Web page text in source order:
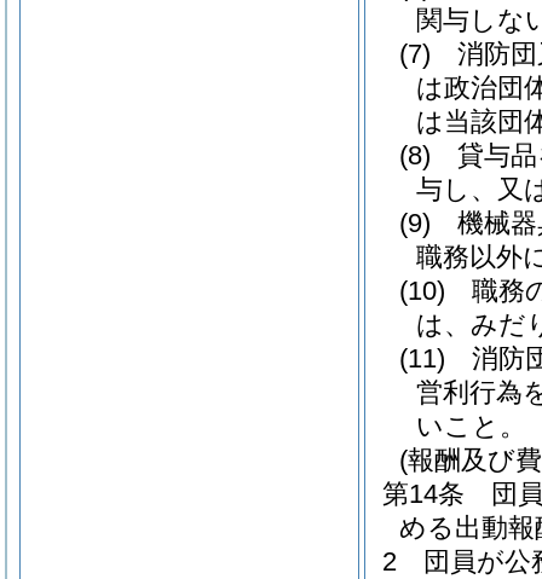
関与しな
(7)
消防
は政治団
は当該団
(8)
貸与
与し、又
(9)
機械
職務以外
(10)
職務
は、みだ
(11)
消防
営利行為
いこと。
(報酬及び
第14条
団
める出動
2
団員が